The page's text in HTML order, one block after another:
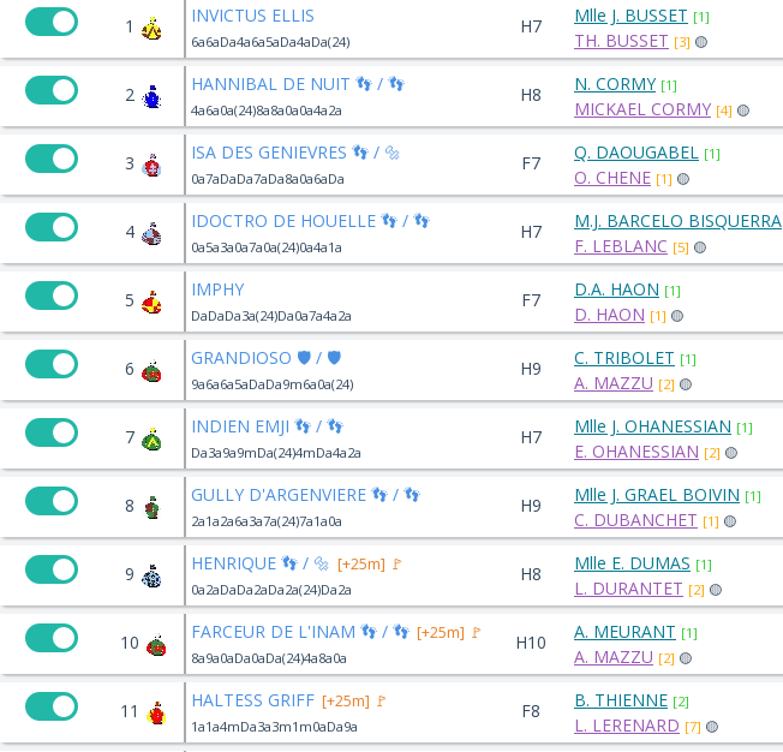
1 INVICTUS ELLIS
6a6aDa4a6a5aDa4aDa(24)
H7 Mlle J. BUSSET [1]
TH. BUSSET [3] 🟡
2 HANNIBAL DE NUIT 👣 / 👣
4a6a0a(24)8a8a0a0a4a2a
H8 N. CORMY [1]
MICKAEL CORMY [4] 🟡
3 ISA DES GENIEVRES 👣 / 🔩
0a7aDaDa7aDa8a0a6aDa
F7 Q. DAOUGABEL [1]
O. CHENE [1] 🟡
4 IDOCTRO DE HOUELLE 👣 / 👣
0a5a3a0a7a0a(24)0a4a1a
H7 M.J. BARCELO BISQUERRA
F. LEBLANC [5] 🟡
5 IMPHY
DaDaDa3a(24)Da0a7a4a2a
F7 D.A. HAON [1]
D. HAON [1] 🟡
6 GRANDIOSO 🛡️ / 🛡️
9a6a6a5aDaDa9m6a0a(24)
H9 C. TRIBOLET [1]
A. MAZZU [2] 🟡
7 INDIEN EMJI 👣 / 👣
Da3a9a9mDa(24)4mDa4a2a
H7 Mlle J. OHANESSIAN [1]
E. OHANESSIAN [2] 🟡
8 GULLY D'ARGENVIERE 👣 / 👣
2a1a2a6a3a7a(24)7a1a0a
H9 Mlle J. GRAEL BOIVIN [1]
C. DUBANCHET [1] 🟡
9 HENRIQUE 👣 / 🔩 [+25m] 🚩
0a2aDaDa2aDa2a(24)Da2a
H8 Mlle E. DUMAS [1]
L. DURANTET [2] 🟡
10 FARCEUR DE L'INAM 👣 / 👣 [+25m] 🚩
8a9a0aDa0aDa(24)4a8a0a
H10 A. MEURANT [1]
A. MAZZU [2] 🟡
11 HALTESS GRIFF [+25m] 🚩
1a1a4mDa3a3m1m0aDa9a
F8 B. THIENNE [2]
L. LERENARD [7] 🟡